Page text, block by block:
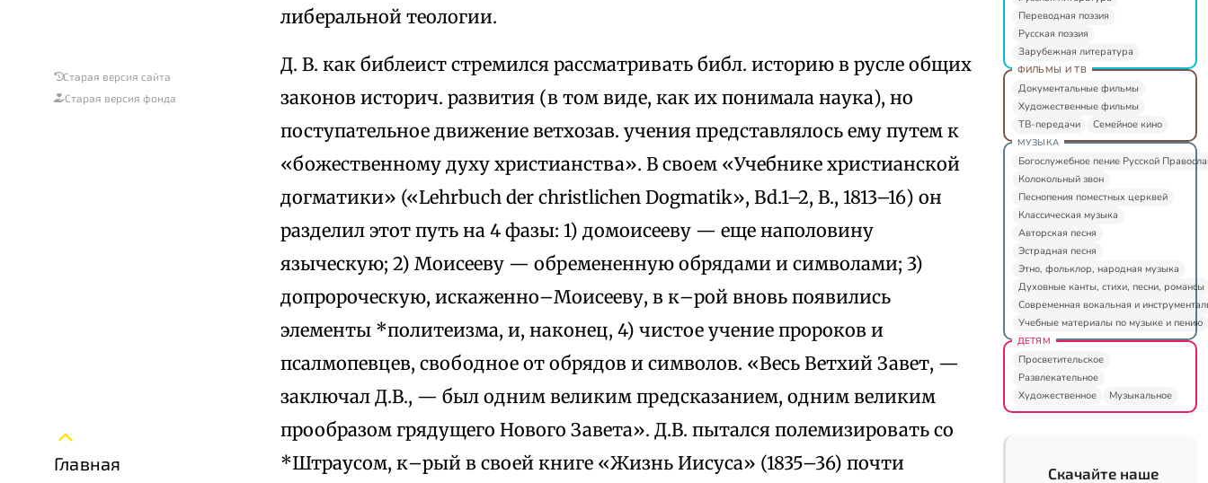
Старая версия сайта
Старая версия фонда
Главная
либеральной теологии.
Д. В. как библеист стремился рассматривать библ. историю в русле общих
законов историч. развития (в том виде, как их понимала наука), но
поступательное движение ветхозав. учения представлялось ему путем к
«божественному духу христианства». В своем «Учебнике христианской
догматики» («Lehrbuch der christlichen Dogmatik», Bd.1–2, B., 1813–16) он
разделил этот путь на 4 фазы: 1) домоисееву — еще наполовину
языческую; 2) Моисееву — обремененную обрядами и символами; 3)
допророческую, искаженно–Моисееву, в к–рой вновь появились
элементы *политеизма, и, наконец, 4) чистое учение пророков и
псалмопевцев, свободное от обрядов и символов. «Весь Ветхий Завет, —
заключал Д.В., — был одним великим предсказанием, одним великим
прообразом грядущего Нового Завета». Д.В. пытался полемизировать со
*Штраусом, к–рый в своей книге «Жизнь Иисуса» (1835–36) почти
Переводная поэзия
Русская поэзия
Зарубежная литература
ФИЛЬМЫ И ТВ
Документальные фильмы
Художественные фильмы
ТВ-передачи
Семейное кино
МУЗЫКА
Богослужебное пение Русской
Колокольный звон
Песнопения поместных церквей
Классическая музыка
Авторская песня
Эстрадная песня
Этно, фольклор, народная музыка
Духовные канты, стихи, песни, романсы
Современная вокальная и
Учебные материалы по музыке и пению
ДЕТЯМ
Просветительское
Развлекательное
Художественное
Музыкальное
Скачайте наше